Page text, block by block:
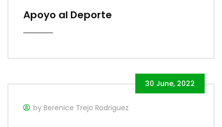
Apoyo al Deporte
30 June, 2022
by Berenice Trejo Rodriguez